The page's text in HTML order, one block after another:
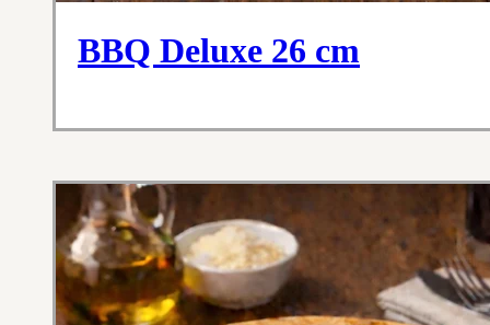
BBQ Deluxe 26 cm